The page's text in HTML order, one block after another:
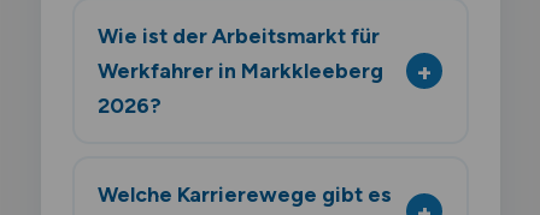
Wie ist der Arbeitsmarkt für
Werkfahrer in Markkleeberg
2026?
Welche Karrierewege gibt es